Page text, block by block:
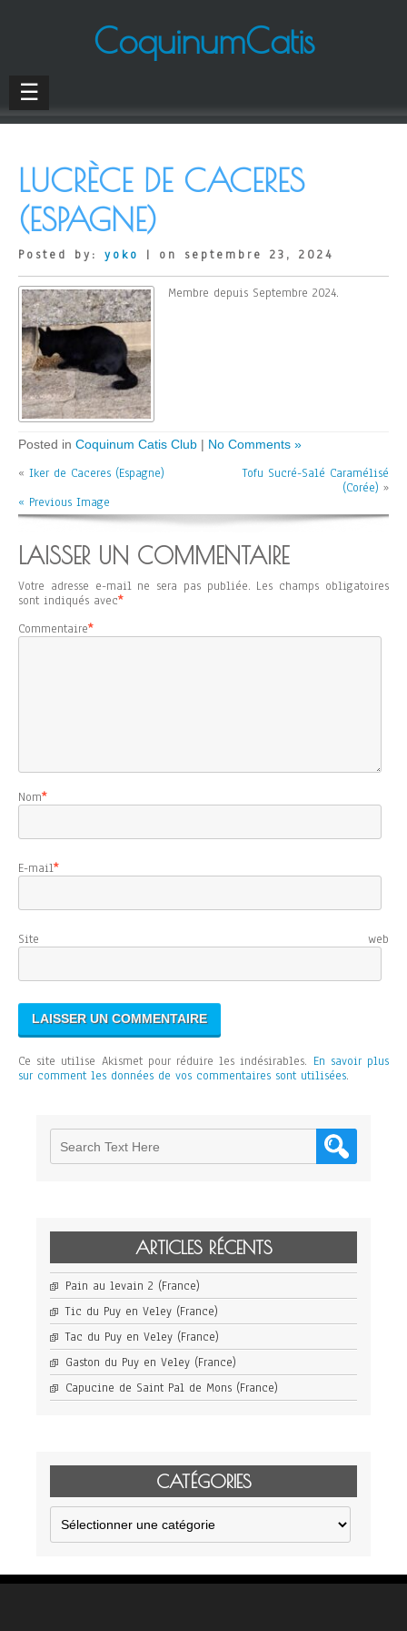
CoquinumCatis
☰
LUCRÈCE DE CACERES
(ESPAGNE)
Posted by: yoko | on septembre 23, 2024
Membre depuis Septembre 2024.
Posted in Coquinum Catis Club | No Comments »
« Iker de Caceres (Espagne)
Tofu Sucré-Salé Caramélisé
(Corée) »
« Previous Image
LAISSER UN COMMENTAIRE
Votre adresse e-mail ne sera pas publiée. Les champs obligatoires
sont indiqués avec*
Commentaire*
Nom*
E-mail*
Site web
Ce site utilise Akismet pour réduire les indésirables. En savoir plus
sur comment les données de vos commentaires sont utilisées.
ARTICLES RÉCENTS
Pain au levain 2 (France)
Tic du Puy en Veley (France)
Tac du Puy en Veley (France)
Gaston du Puy en Veley (France)
Capucine de Saint Pal de Mons (France)
CATÉGORIES
Catégories